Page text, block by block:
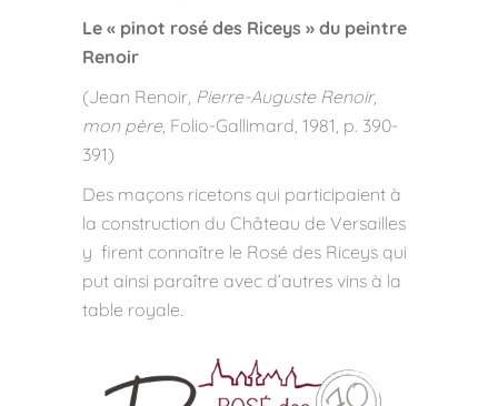
Le « pinot rosé des Riceys » du peintre
Renoir
(Jean Renoir, Pierre-Auguste Renoir,
mon père, Folio-Gallimard, 1981, p. 390-
391)
Des maçons ricetons qui participaient à
la construction du Château de Versailles
y firent connaître le Rosé des Riceys qui
put ainsi paraître avec d’autres vins à la
table royale.